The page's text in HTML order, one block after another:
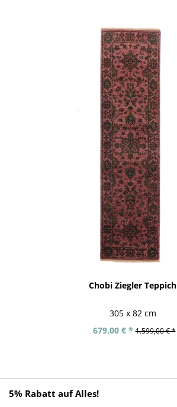
Chobi Ziegler Teppich
305 x 82 cm
679,00 € * 1.599,00 € *
5% Rabatt auf Alles!